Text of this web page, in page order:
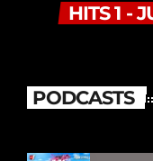
HITS 1 -
PODCASTS